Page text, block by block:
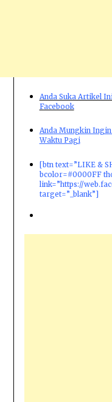
Anda Suka Artikel
Facebook
Anda Mungkin
Waktu Pagi
[btn text=”LIKE &
bcolor=#0000FF
link=”https://
target=”_blank”]